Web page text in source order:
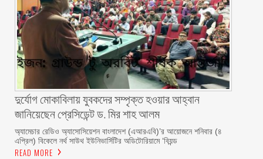
দুর্যোগ মোকাবিলায় যুবকদের সম্পৃক্ত হওয়ার আহ্বান
জানিয়েছেন প্রেসিডেন্ট ড. মির শাহ আলম ‎ ‎
অ্যামেচার রেডিও অ্যাসোসিয়েশন বাংলাদেশ (এআরএবি)’র আয়োজনে শনিবার (৪
এপ্রিল) বিকেলে নর্থ সাউথ ইউনিভার্সিটির অডিটোরিয়ামে ‘বিয়ন্ড
READ MORE